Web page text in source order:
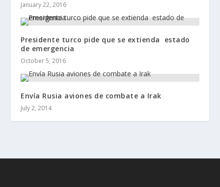
January 22, 2016
Presidente turco pide que se extienda estado
de emergencia
October 5, 2016
Envía Rusia aviones de combate a Irak
July 2, 2014